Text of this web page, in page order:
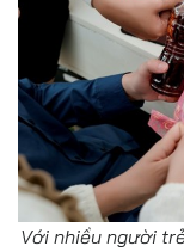
Với nhiều người